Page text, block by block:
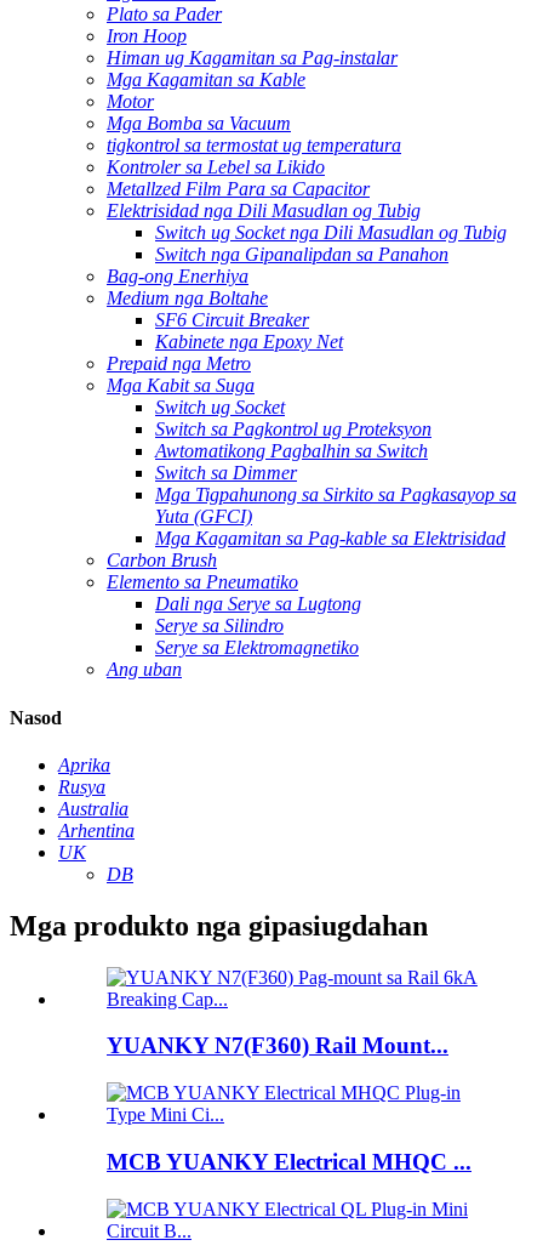
Plato sa Pader
Iron Hoop
Himan ug Kagamitan sa Pag-instalar
Mga Kagamitan sa Kable
Motor
Mga Bomba sa Vacuum
tigkontrol sa termostat ug temperatura
Kontroler sa Lebel sa Likido
Metallzed Film Para sa Capacitor
Elektrisidad nga Dili Masudlan og Tubig
Switch ug Socket nga Dili Masudlan og Tubig
Switch nga Gipanalipdan sa Panahon
Bag-ong Enerhiya
Medium nga Boltahe
SF6 Circuit Breaker
Kabinete nga Epoxy Net
Prepaid nga Metro
Mga Kabit sa Suga
Switch ug Socket
Switch sa Pagkontrol ug Proteksyon
Awtomatikong Pagbalhin sa Switch
Switch sa Dimmer
Mga Tigpahunong sa Sirkito sa Pagkasayop sa
Yuta (GFCI)
Mga Kagamitan sa Pag-kable sa Elektrisidad
Carbon Brush
Elemento sa Pneumatiko
Dali nga Serye sa Lugtong
Serye sa Silindro
Serye sa Elektromagnetiko
Ang uban
Nasod
Aprika
Rusya
Australia
Arhentina
UK
DB
Mga produkto nga gipasiugdahan
YUANKY N7(F360) Rail Mount...
MCB YUANKY Electrical MHQC ...